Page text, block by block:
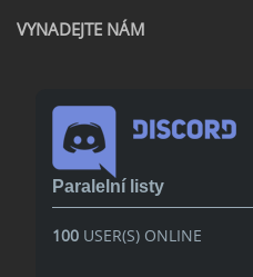
VYNADEJTE NÁM
Paralelní listy
100USER(S) ONLINE